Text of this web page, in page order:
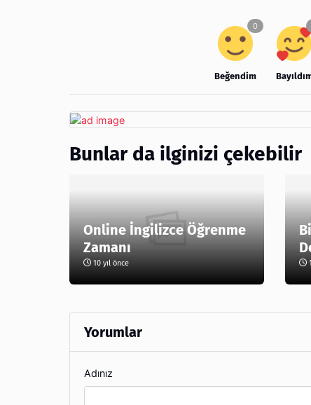
Beğendim
Bunlar da ilginizi çekebilir
Online İngilizce Öğrenme
Zamanı
10 yıl önce
Yorumlar
Adınız